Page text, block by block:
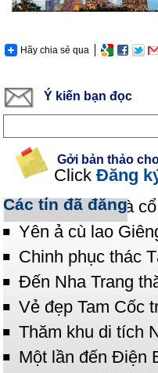
Hãy chia sẻ qua
Ý kiến bạn đọc
Gởi bản thảo
Click Đăng
Các tin đã đăng
Ngắm ngôi nhà
Yên ả cù lao
Chinh phục thác
Đến Nha Trang
Vẻ đẹp Tam Cốc
Thăm khu di tích
Một lần đến Điện